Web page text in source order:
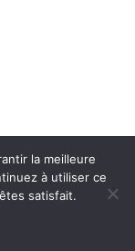
la meilleure
à utiliser ce
satisfait.